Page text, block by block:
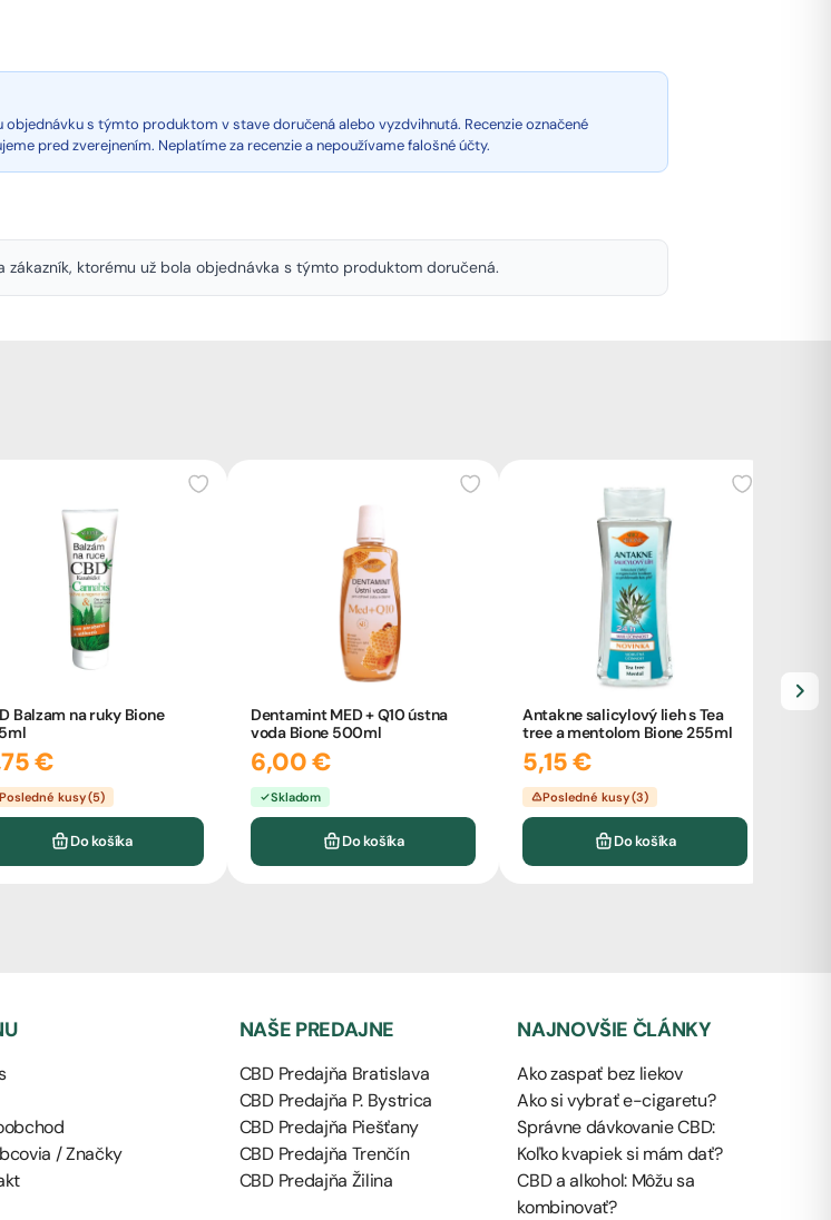
s týmto produktom v stave doručená alebo vyzdvihnutá. Recenzie označené
pred zverejnením. Neplatíme za recenzie a nepoužívame falošné účty.
ktorému už bola objednávka s týmto produktom doručená.
Balzam na ruky Bione
€
Posledné kusy (5)
Do košíka
Dentamint MED + Q10 ústna
voda Bione 500ml
6,00 €
Skladom
Do košíka
Antakne salicylový lieh s Tea
tree a mentolom Bione 255ml
5,15 €
Posledné kusy (3)
Do košíka
/ Značky
NAŠE PREDAJNE
CBD Predajňa Bratislava
CBD Predajňa P. Bystrica
CBD Predajňa Piešťany
CBD Predajňa Trenčín
CBD Predajňa Žilina
NAJNOVŠIE ČLÁNKY
Ako zaspať bez liekov
Ako si vybrať e-cigaretu?
Správne dávkovanie CBD:
Koľko kvapiek si mám dať?
CBD a alkohol: Môžu sa
kombinovať?